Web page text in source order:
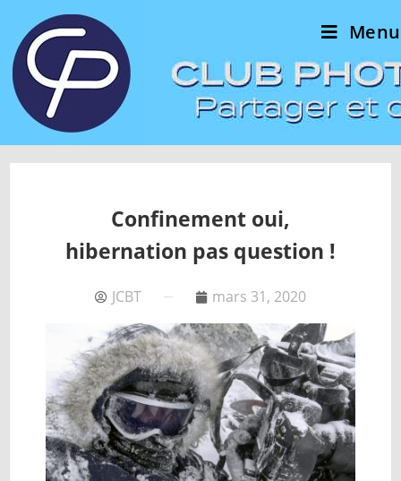
Menu
Confinement oui,
hibernation pas question !
JCBT mars 31, 2020